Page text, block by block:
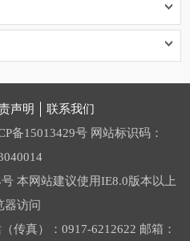
声明
联系我们
备15013429号 网站标识码：
本网站建议使用IE8.0版本以上
器访问
传真）：0917-6212622 邮箱：